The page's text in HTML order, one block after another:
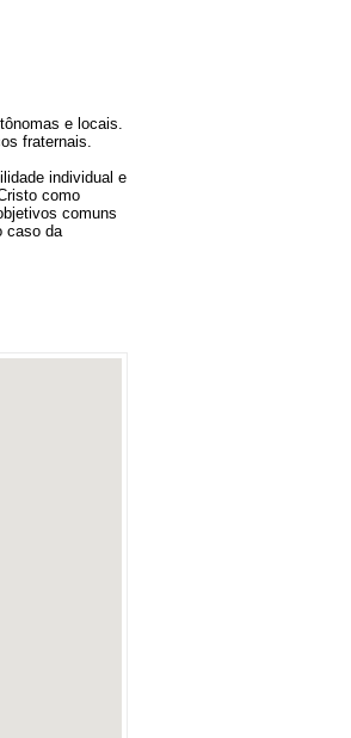
e locais.
fraternais.
individual e
como
comuns
caso da